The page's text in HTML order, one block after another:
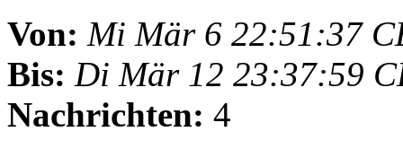
Von: Mi Mär 6 22:51:37
Bis: Di Mär 12 23:37:59
Nachrichten: 4